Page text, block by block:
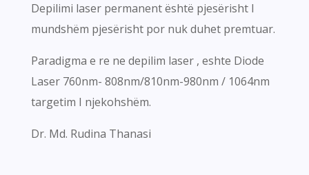
Depilimi laser permanent është pjesërisht I
mundshëm pjesërisht por nuk duhet premtuar.
Paradigma e re ne depilim laser , eshte Diode
Laser 760nm- 808nm/810nm-980nm / 1064nm
targetim I njekohshëm.
Dr. Md. Rudina Thanasi